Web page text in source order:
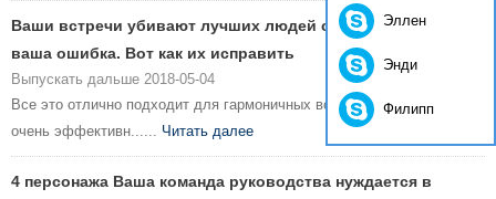
Ваши встречи убивают лучших людей сотрудников. Это не
ваша ошибка. Вот как их исправить
Выпускать дальше 2018-05-04
Все это отлично подходит для гармоничных встреч, которые кажутся
очень эффективн...... Читать далее
4 персонажа Ваша команда руководства нуждается в
Эллен
Энди
Филипп